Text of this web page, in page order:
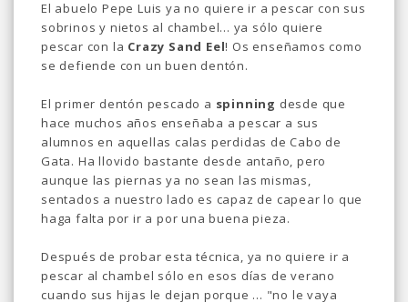
El abuelo Pepe Luis ya no quiere ir a pescar con sus
sobrinos y nietos al chambel... ya sólo quiere
pescar con la Crazy Sand Eel! Os enseñamos como
se defiende con un buen dentón.
El primer dentón pescado a spinning desde que
hace muchos años enseñaba a pescar a sus
alumnos en aquellas calas perdidas de Cabo de
Gata. Ha llovido bastante desde antaño, pero
aunque las piernas ya no sean las mismas,
sentados a nuestro lado es capaz de capear lo que
haga falta por ir a por una buena pieza.
Después de probar esta técnica, ya no quiere ir a
pescar al chambel sólo en esos días de verano
cuando sus hijas le dejan porque ... "no le vaya